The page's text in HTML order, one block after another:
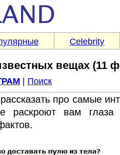
Celebrity
вещах (11
Поиск
про самые
раскроют вам глаза